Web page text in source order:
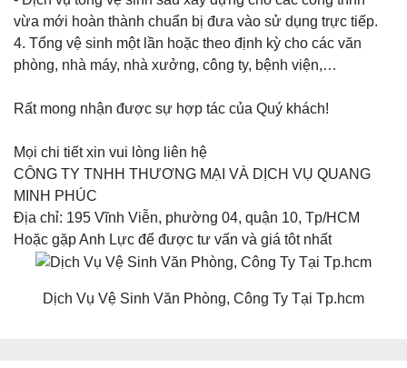
vừa mới hoàn thành chuẩn bị đưa vào sử dụng trực tiếp.
4. Tổng vệ sinh một lần hoặc theo định kỳ cho các văn
phòng, nhà máy, nhà xưởng, công ty, bệnh viện,…
Rất mong nhận được sự hợp tác của Quý khách!
Mọi chi tiết xin vui lòng liên hệ
CÔNG TY TNHH THƯƠNG MẠI VÀ DỊCH VỤ QUANG
MINH PHÚC
Địa chỉ: 195 Vĩnh Viễn, phường 04, quận 10, Tp/HCM
Hoặc gặp Anh Lực để được tư vấn và giá tôt nhất
Dịch Vụ Vệ Sinh Văn Phòng, Công Ty Tại Tp.hcm